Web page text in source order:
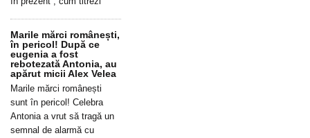
Marile mărci românești,
în pericol! După ce
eugenia a fost
rebotezată Antonia, au
apărut micii Alex Velea
Marile mărci românești
sunt în pericol! Celebra
Antonia a vrut să tragă un
semnal de alarmă cu